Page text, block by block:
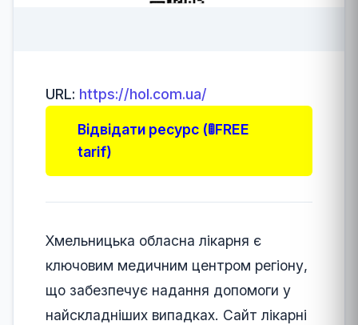
URL: https://hol.com.ua/
Відвідати ресурс (🚦FREE
tarif)
Хмельницька обласна лікарня є
ключовим медичним центром регіону,
що забезпечує надання допомоги у
найскладніших випадках. Сайт лікарні